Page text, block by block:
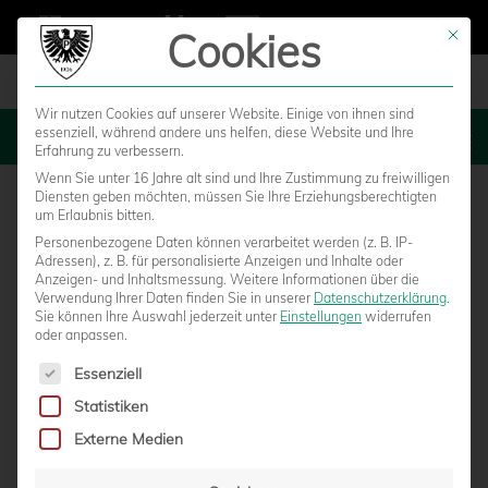
MENU
HALBZEITUNTERHALTUNG: LAST-MINUTE-
Mit
Cookies
Wir nutzen Cookies auf unserer Website. Einige von ihnen sind
essenziell, während andere uns helfen, diese Website und Ihre
Erfahrung zu verbessern.
Wenn Sie unter 16 Jahre alt sind und Ihre Zustimmung zu freiwilligen
Diensten geben möchten, müssen Sie Ihre Erziehungsberechtigten
um Erlaubnis bitten.
Personenbezogene Daten können verarbeitet werden (z. B. IP-
Adressen), z. B. für personalisierte Anzeigen und Inhalte oder
Anzeigen- und Inhaltsmessung. Weitere Informationen über die
Verwendung Ihrer Daten finden Sie in unserer Datenschutzerklärung.
Sie können Ihre Auswahl jederzeit unter Einstellungen widerrufen
oder anpassen.
Es folgt eine Liste der Service-Gruppen, für die eine
Essenziell
Statistiken
Externe Medien